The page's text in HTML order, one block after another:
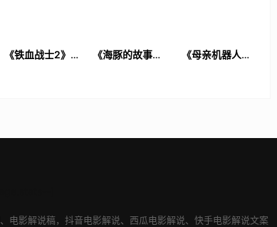
《铁血战士2》电
《海豚的故事》
《母亲机器人》
、 电影解说稿， 抖音电影解说、 西瓜电影解说、 快手电影解说文案